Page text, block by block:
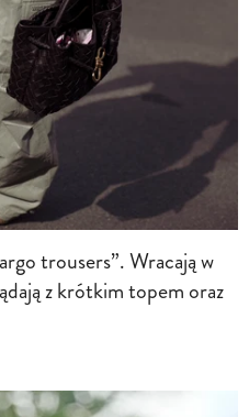
trousers”. Wracają w
z krótkim topem oraz